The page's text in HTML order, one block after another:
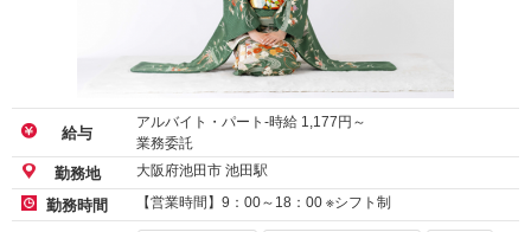
給与
アルバイト・パート-時給 1,177 円～
業務委託
勤務地 大阪府池田市 池田駅
勤務時間 【営業時間】9：00～18：00 ※シフト制